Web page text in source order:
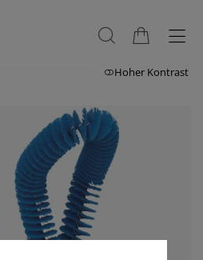
Hoher Kontrast